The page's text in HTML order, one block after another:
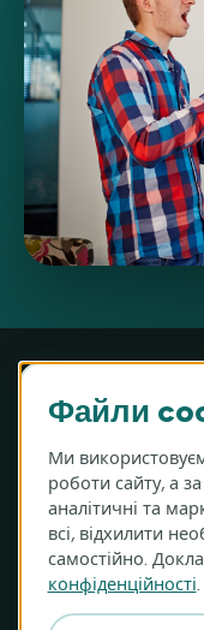
MIGAM S.A. · ul.
Польща
KRS 0000983987 ·
Номер рахунку
(Bank Pekao S.A.,
Перекладач Migam (PL)
Ціни
Файли
Ми
роботи сайту, а
аналітичні та
всі, відхилити
самостійно.
конфіденційності